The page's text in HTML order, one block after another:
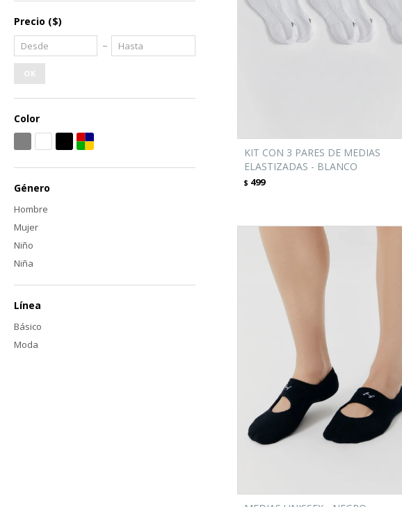
KIT CON 3 PARES DE MEDIAS
ELASTIZADAS - BLANCO
$ 499
Precio ($)
OK
Color
Género
Hombre
Mujer
Niño
Niña
Línea
Básico
Moda